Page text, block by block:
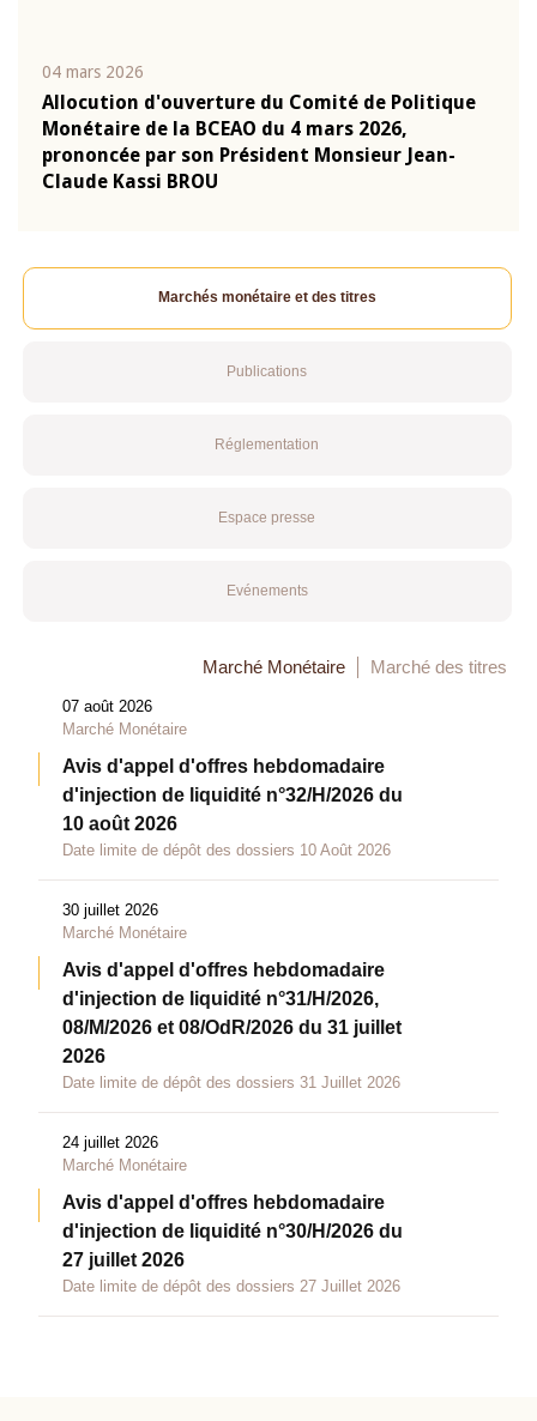
04 mars 2026
Allocution d'ouverture du Comité de Politique
Monétaire de la BCEAO du 4 mars 2026,
prononcée par son Président Monsieur Jean-
Claude Kassi BROU
Marchés monétaire et des titres
Publications
Réglementation
Espace presse
Evénements
Marché Monétaire Marché des titres
07 août 2026
Marché Monétaire
Avis d'appel d'offres hebdomadaire
d'injection de liquidité n°32/H/2026 du
10 août 2026
Date limite de dépôt des dossiers 10 Août 2026
30 juillet 2026
Marché Monétaire
Avis d'appel d'offres hebdomadaire
d'injection de liquidité n°31/H/2026,
08/M/2026 et 08/OdR/2026 du 31 juillet
2026
Date limite de dépôt des dossiers 31 Juillet 2026
24 juillet 2026
Marché Monétaire
Avis d'appel d'offres hebdomadaire
d'injection de liquidité n°30/H/2026 du
27 juillet 2026
Date limite de dépôt des dossiers 27 Juillet 2026